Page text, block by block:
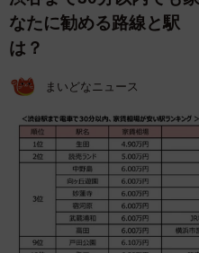
なたに勧める路線と駅
は？
まいどなニュース